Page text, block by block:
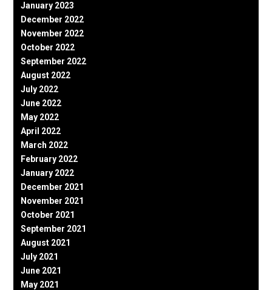
January 2023
December 2022
November 2022
October 2022
September 2022
August 2022
July 2022
June 2022
May 2022
April 2022
March 2022
February 2022
January 2022
December 2021
November 2021
October 2021
September 2021
August 2021
July 2021
June 2021
May 2021